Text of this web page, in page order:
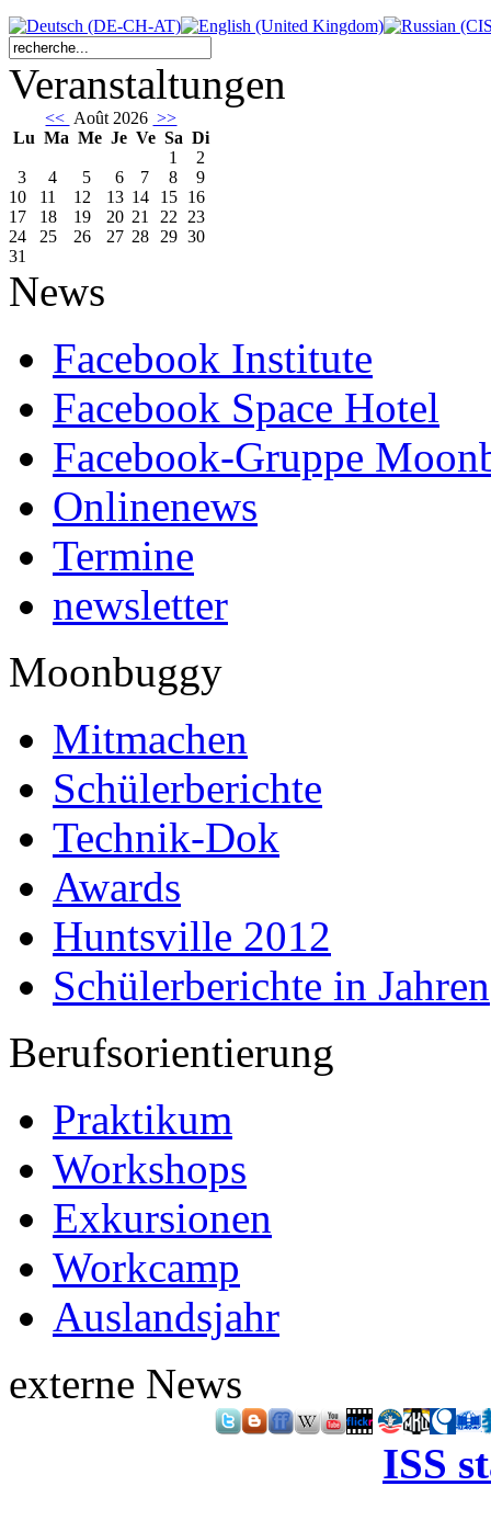
Veranstaltungen
<< Août 2026 >>
Lu Ma Me Je Ve Sa Di
1
2
3
4 5 6 7 8
9
10
11 12 13 14 15 16
17
18 19 20 21 22 23
24
25 26 27 28 29 30
31
News
Facebook Institute
Facebook Space Hotel
Facebook-Gruppe
Onlinenews
Termine
newsletter
Moonbuggy
Mitmachen
Schülerberichte
Technik-Dok
Awards
Huntsville 2012
Schülerberichte in Jahren
Berufsorientierung
Praktikum
Workshops
Exkursionen
Workcamp
Auslandsjahr
externe News
ISS